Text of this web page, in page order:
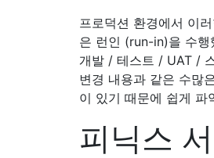
프로덕션 환경에서 이
은 런인 (run-in)을 수행
개발 / 테스트 / UAT /
변경 내용과 같은 수많
이 있기 때문에 쉽게 파
피닉스